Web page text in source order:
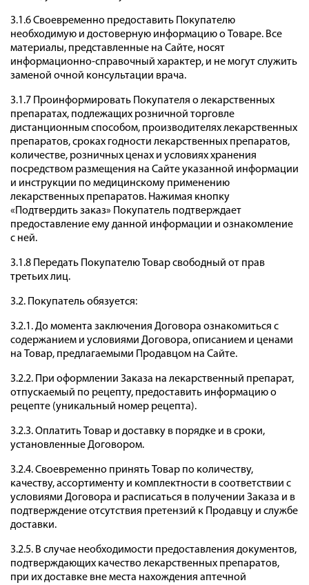
3.1.6 Своевременно предоставить Покупателю
необходимую и достоверную информацию о Товаре. Все
материалы, представленные на Сайте, носят
информационно-справочный характер, и не могут служить
заменой очной консультации врача.
3.1.7 Проинформировать Покупателя о лекарственных
препаратах, подлежащих розничной торговле
дистанционным способом, производителях лекарственных
препаратов, сроках годности лекарственных препаратов,
количестве, розничных ценах и условиях хранения
посредством размещения на Сайте указанной информации
и инструкции по медицинскому применению
лекарственных препаратов. Нажимая кнопку
«Подтвердить заказ» Покупатель подтверждает
предоставление ему данной информации и ознакомление
с ней.
3.1.8 Передать Покупателю Товар свободный от прав
третьих лиц.
3.2. Покупатель обязуется:
3.2.1. До момента заключения Договора ознакомиться с
содержанием и условиями Договора, описанием и ценами
на Товар, предлагаемыми Продавцом на Сайте.
3.2.2. При оформлении Заказа на лекарственный препарат,
отпускаемый по рецепту, предоставить информацию о
рецепте (уникальный номер рецепта).
3.2.3. Оплатить Товар и доставку в порядке и в сроки,
установленные Договором.
3.2.4. Своевременно принять Товар по количеству,
качеству, ассортименту и комплектности в соответствии с
условиями Договора и расписаться в получении Заказа и в
подтверждение отсутствия претензий к Продавцу и службе
доставки.
3.2.5. В случае необходимости предоставления документов,
подтверждающих качество лекарственных препаратов,
при их доставке вне места нахождения аптечной